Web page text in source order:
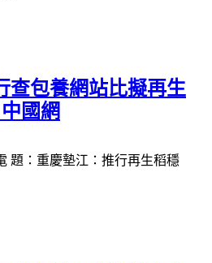
查包養網站比擬再生
國網
題：重慶墊江：推行再生稻穩